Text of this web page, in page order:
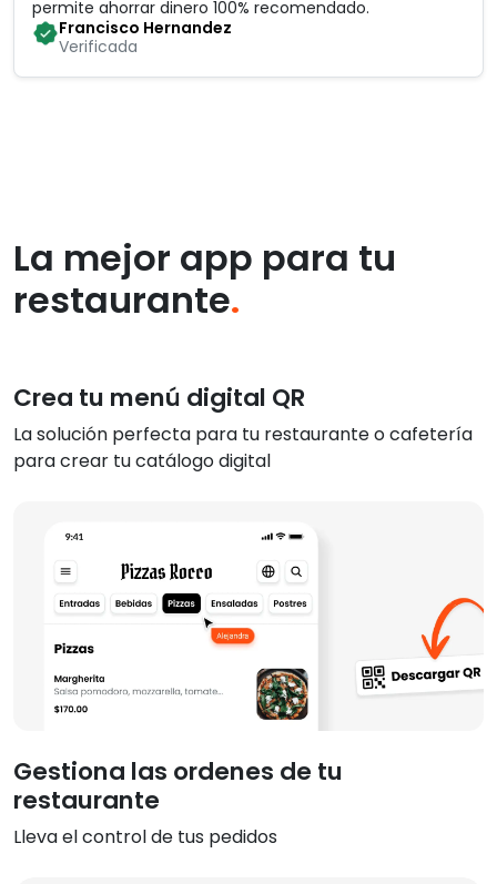
permite ahorrar dinero 100% recomendado.
Francisco Hernandez
Verificada
La mejor app para tu
restaurante.
Crea tu menú digital QR
La solución perfecta para tu restaurante o cafetería
para crear tu catálogo digital
Gestiona las ordenes de tu
restaurante
Lleva el control de tus pedidos